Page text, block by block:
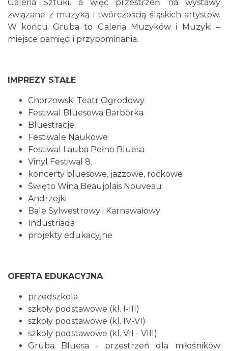
Galeria Sztuki, a więc przestrzeń na wystawy
związane z muzyką i twórczością śląskich artystów.
W końcu Gruba to Galeria Muzyków i Muzyki –
miejsce pamięci i przypominania.
IMPREZY STAŁE
Chorzowski Teatr Ogrodowy
Festiwal Bluesowa Barbórka
Bluestracje
Festiwale Naukowe
Festiwal Lauba Pełno Bluesa
Vinyl Festiwal 8.
koncerty bluesowe, jazzowe, rockowe
Święto Wina Beaujolais Nouveau
Andrzejki
Bale Sylwestrowy i Karnawałowy
Industriada
projekty edukacyjne
OFERTA EDUKACYJNA
przedszkola
szkoły podstawowe (kl. I-III)
szkoły podstawowe (kl. IV-VI)
szkoły podstawowe (kl. VII - VIII)
Gruba Bluesa - przestrzeń dla miłośników